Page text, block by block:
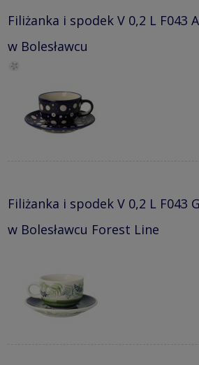
Filiżanka i spodek V 0,2 L F043
w Bolesławcu
Filiżanka i spodek V 0,2 L F043
w Bolesławcu Forest Line